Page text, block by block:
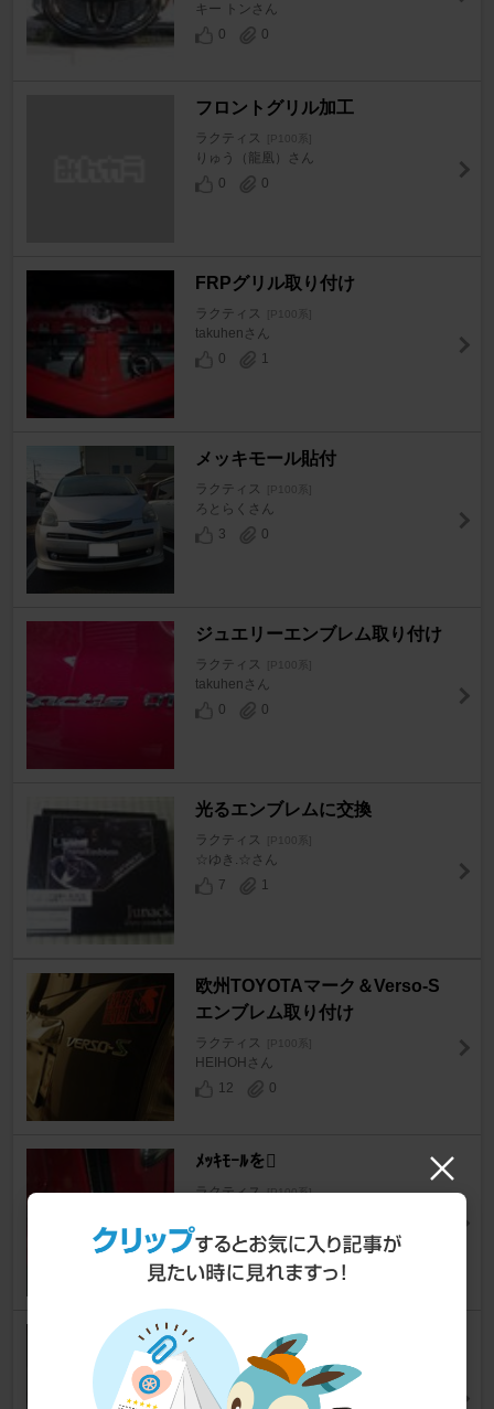
キー トンさん
0
0
フロントグリル加工
ラクティス [P100系]
りゅう（龍凰）さん
0
0
FRPグリル取り付け
ラクティス [P100系]
takuhenさん
0
1
メッキモール貼付
ラクティス [P100系]
ろとらくさん
3
0
ジュエリーエンブレム取り付け
ラクティス [P100系]
takuhenさん
0
0
光るエンブレムに交換
ラクティス [P100系]
☆ゆき.☆さん
7
1
欧州TOYOTAマーク＆Verso-S
エンブレム取り付け
ラクティス [P100系]
HEIHOHさん
12
0
ﾒｯｷﾓｰﾙを
ラクティス [P100系]
0
0
サイドプロテクションモール取
り付け
ラクティス [P100系]